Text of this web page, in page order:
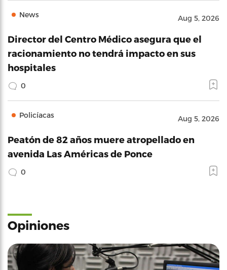
News Aug 5, 2026
Director del Centro Médico asegura que el
racionamiento no tendrá impacto en sus
hospitales
0
Policíacas Aug 5, 2026
Peatón de 82 años muere atropellado en
avenida Las Américas de Ponce
0
Opiniones